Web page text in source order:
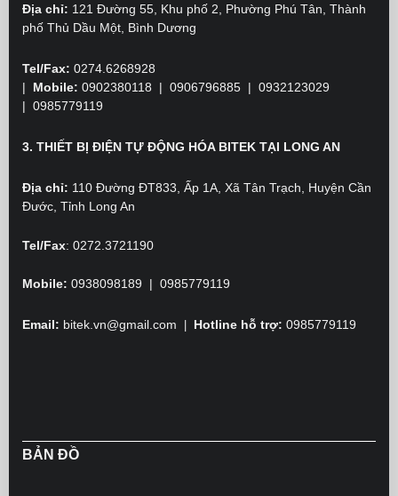
Địa chỉ: 121 Đường 55, Khu phố 2, Phường Phú Tân, Thành
phố Thủ Dầu Một, Bình Dương
Tel/Fax: 0274.6268928
|
Mobile: 0902380118 | 0906796885 | 0932123029
| 0985779119
3. THIẾT BỊ ĐIỆN TỰ ĐỘNG HÓA BITEK TẠI LONG AN
Địa chỉ: 110 Đường ĐT833, Ấp 1A, Xã Tân Trạch, Huyện Cần
Đước, Tỉnh Long An
Tel/Fax: 0272.3721190
Mobile: 0938098189 | 0985779119
Email: bitek.vn@gmail.com | Hotline hỗ trợ: 0985779119
BẢN ĐỒ